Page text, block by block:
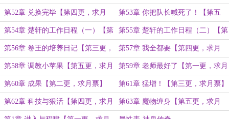
票】 更，求月票】
第52章 兑换完毕【第四更，求月
票】
第53章 你把队长喊死了！【第五
更，求月票】
第54章 楚轩的工作日程（一）【第
一更，求月票】
第55章 楚轩的工作日程（二）【第
二更，求月票】
第56章 卷王的培养日记【第三更，
求月票】
第57章 我全都要【第四更，求月
票】
第58章 调教小苹果【第五更，求月
票】
第59章 老师最好了【第一更，求月
票】
第60章 成果【第二更，求月票】 第61章 猛增！【第三更，求月票】
第62章 科技与狠活【第四更，求月 第63章 魔物缠身【第五更，求月